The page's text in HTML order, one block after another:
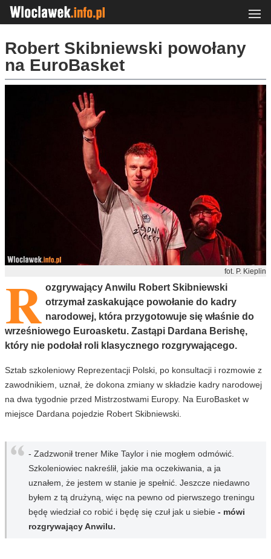
Robert Skibniewski powołany
na EuroBasket
fot. P. Kieplin
R ozgrywający Anwilu Robert Skibniewski
otrzymał zaskakujące powołanie do kadry
narodowej, która przygotowuje się właśnie do
wrześniowego Euroasketu. Zastąpi Dardana Berishę,
który nie podołał roli klasycznego rozgrywającego.
Sztab szkoleniowy Reprezentacji Polski, po konsultacji i rozmowie z
zawodnikiem, uznał, że dokona zmiany w składzie kadry narodowej
na dwa tygodnie przed Mistrzostwami Europy. Na EuroBasket w
miejsce Dardana pojedzie Robert Skibniewski.
- Zadzwonił trener Mike Taylor i nie mogłem odmówić.
Szkoleniowiec nakreślił, jakie ma oczekiwania, a ja
uznałem, że jestem w stanie je spełnić. Jeszcze niedawno
byłem z tą drużyną, więc na pewno od pierwszego treningu
będę wiedział co robić i będę się czuł jak u siebie - mówi
rozgrywający Anwilu.